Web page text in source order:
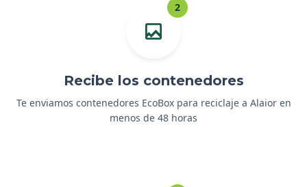
2
Recibe los contenedores
Te enviamos contenedores EcoBox para reciclaje a Alaior en
menos de 48 horas